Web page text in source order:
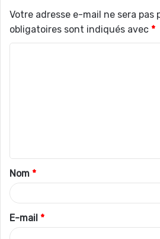
Votre adresse e-mail ne sera pas
obligatoires sont indiqués avec *
t
a
i
r
e
Nom *
E-mail *